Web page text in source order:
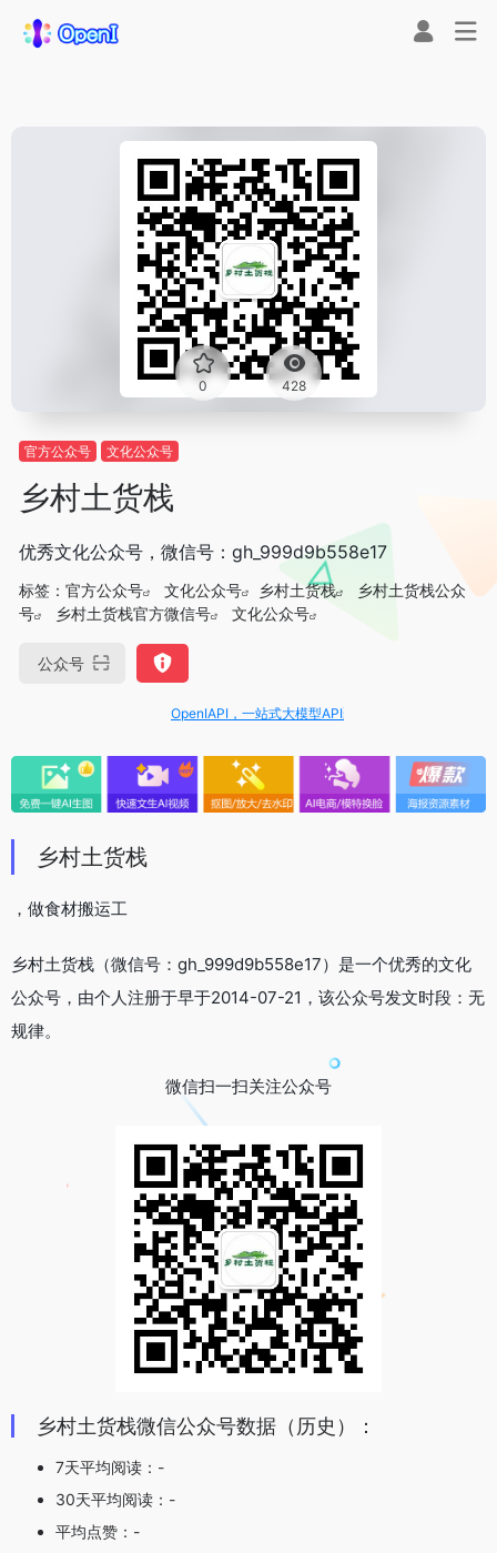
0 428
官方公众号 文化公众号
乡村土货栈
优秀文化公众号，微信号：gh_999d9b558e17
标签： 官方公众号 文化公众号 乡村土货栈
乡村土货栈公众
号
乡村土货栈官方微信号 文化公众号
公众号
OpenIAPI，一站式大模型API聚合平台
乡村土货栈
，做食材搬运工
乡村土货栈（微信号：gh_999d9b558e17）是一个优秀的文化
公众号，由个人注册于早于2014-07-21，该公众号发文时段：无
规律。
微信扫一扫关注公众号
乡村土货栈微信公众号数据（历史）：
7天平均阅读：-
30天平均阅读：-
平均点赞：-